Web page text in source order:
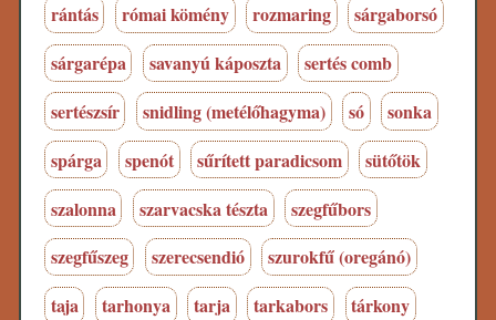
rántás
római kömény rozmaring
sárgaborsó
sárgarépa
savanyú káposzta
sertés comb
sertészsír
snidling (metélőhagyma) só
sonka
spárga
spenót sűrített paradicsom
sütőtök
szalonna
szarvacska tészta
szegfűbors
szegfűszeg
szerecsendió
szurokfű (oregánó)
taja
tarhonya tarja tarkabors
tárkony